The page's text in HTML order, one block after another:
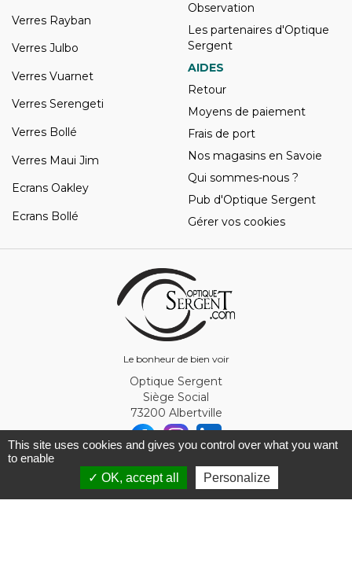
Le bonheur de bien voir
Verres Rayban
Verres Julbo
Verres Vuarnet
Verres Serengeti
Verres Bollé
Verres Maui Jim
Ecrans Oakley
Ecrans Bollé
Observation
Les partenaires d'Optique
Sergent
AIDES
Retour
Moyens de paiement
Frais de port
Nos magasins en Savoie
Qui sommes-nous ?
Pub d'Optique Sergent
Gérer vos cookies
Optique Sergent
Siège Social
73200 Albertville
© Optique Sergent 2026 - SIRET 32993919300010
This site uses cookies and gives you control over what you want
to enable
✓ OK, accept all
Personalize